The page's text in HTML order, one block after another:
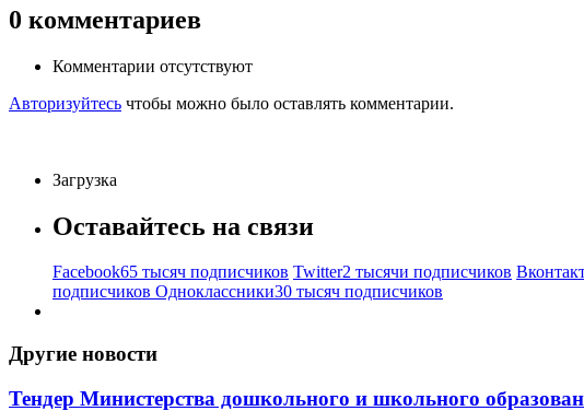
0 комментариев
Комментарии отсутствуют
Авторизуйтесь чтобы можно было оставлять комментарии.
Загрузка
Оставайтесь на связи
Facebook65 тысяч подписчиков Twitter2 тысячи подписчиков
подписчиков Одноклассники30 тысяч подписчиков
Другие новости
Тендер Министерства дошкольного и школьного